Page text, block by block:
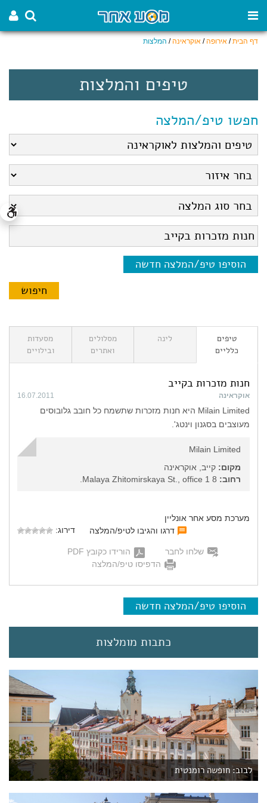
דף הבית/ אירופה/ אוקראינה/ המלצות
טיפים והמלצות
חפשו טיפ/המלצה
הוסיפו טיפ/המלצה חדשה
טיפים
כלליים
לינה
מסלולים
ואתרים
מסעדות
ובילויים
חנות מזכרות בקייב
אוקראינה 16.07.2011
Milain Limited היא חנות מזכרות שתשמח כל חובב גלובוסים
מעוצבים בסגנון וינטג'.
Milain Limited
מקום: קייב, אוקראינה
רחוב:
מערכת מסע אחר אונליין
דרגו והגיבו לטיפ/המלצה
דירוג:
שלחו לחבר
הורידו כקובץ PDF
הדפיסו טיפ/המלצה
הוסיפו טיפ/המלצה חדשה
כתבות מומלצות
לבוב: חופשה רומנטית